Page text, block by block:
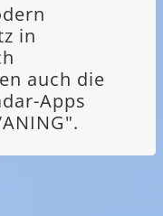
in
auch die
Apps